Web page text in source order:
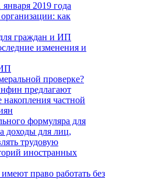
2019 года
как
граждан и ИП
изменения и
проверке?
предлагают
частной
формуляра для
доходы для лиц,
трудовую
иностранных
право работать без